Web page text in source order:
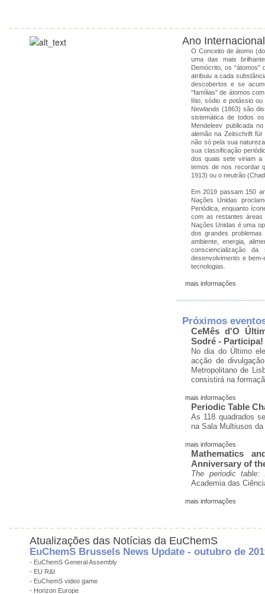
Ano
O Conceito de átomo
uma das mais
Demócrito, os
atribuiu a cada
descobertos e se
“famílias” de átomos
lítio, sódio e potássio
Newlands (1863) são
sistemática de todos
Mendeleev publicada
alemão na Zeitschrift
não só pela sua
sua classificação
dos quais sete viriam a
temos de nos recordar
1913) ou o neutrão
Em 2019 passam 150
Nações Unidas
Periódica, enquanto
com as restantes áreas
Nações Unidas é uma
dos grandes
ambiente, energia,
consciencialização
desenvolvimento e
tecnologias.
mais informações
Próximos
CeMês d'O
Sodré - Participa!
No dia do Último
acção de
Metropolitano de
consistirá na
mais informações
Periodic Table
As 118 quadrados
na Sala Multiusos
mais informações
Mathematics
Anniversary of
The periodic
Academia das
mais informações
Atualizações das Notícias da EuChemS
EuChemS Brussels News Update - outubro de
- EuChemS General Assembly
- EU R&I
- EuChemS video game
- Horizon Europe